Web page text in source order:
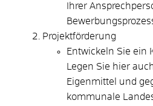
Ihrer
Projektförderung
Entwickeln Sie ein
Legen Sie hier
Eigenmittel und
kommunale